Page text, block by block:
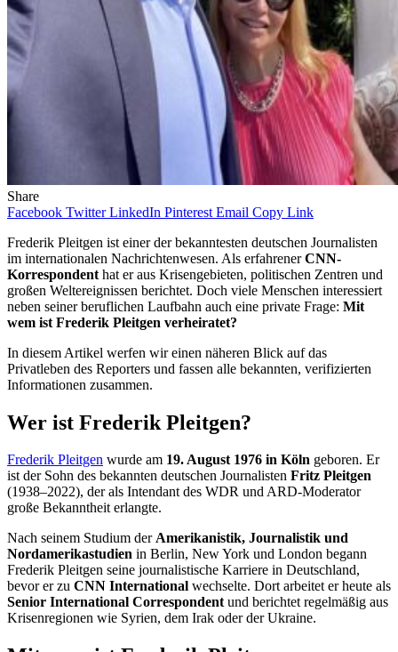
Share
Facebook Twitter LinkedIn Pinterest Email Copy Link
Frederik Pleitgen ist einer der bekanntesten deutschen Journalisten
im internationalen Nachrichtenwesen. Als erfahrenerCNN-
Korrespondent hat er aus Krisengebieten, politischen Zentren und
großen Weltereignissen berichtet. Doch viele Menschen interessiert
neben seiner beruflichen Laufbahn auch eine private Frage: Mit
wem ist Frederik Pleitgen verheiratet?
In diesem Artikel werfen wir einen näheren Blick auf das
Privatleben des Reporters und fassen alle bekannten, verifizierten
Informationen zusammen.
Wer ist Frederik Pleitgen?
Frederik Pleitgen wurde am 19. August 1976 in Köln geboren. Er
ist der Sohn des bekannten deutschen Journalisten Fritz Pleitgen
(1938–2022), der als Intendant des WDR und ARD-Moderator
große Bekanntheit erlangte.
Nach seinem Studium derAmerikanistik, Journalistik und
Nordamerikastudien in Berlin, New York und London begann
Frederik Pleitgen seine journalistische Karriere in Deutschland,
bevor er zu CNN International wechselte. Dort arbeitet er heute als
Senior International Correspondentund berichtet regelmäßig aus
Krisenregionen wie Syrien, dem Irak oder der Ukraine.